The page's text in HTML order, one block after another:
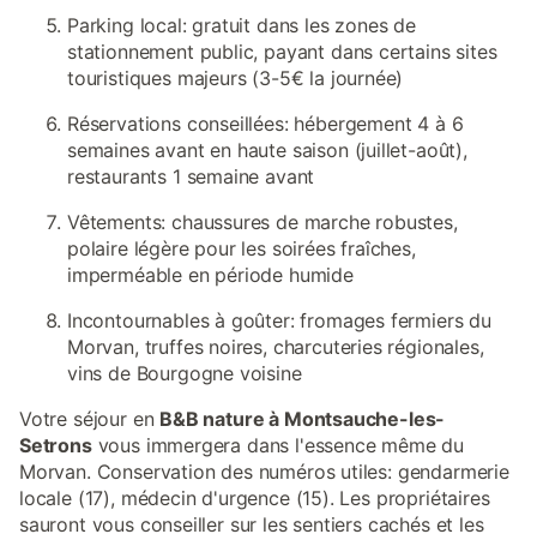
Parking local: gratuit dans les zones de
stationnement public, payant dans certains sites
touristiques majeurs (3-5€ la journée)
Réservations conseillées: hébergement 4 à 6
semaines avant en haute saison (juillet-août),
restaurants 1 semaine avant
Vêtements: chaussures de marche robustes,
polaire légère pour les soirées fraîches,
imperméable en période humide
Incontournables à goûter: fromages fermiers du
Morvan, truffes noires, charcuteries régionales,
vins de Bourgogne voisine
Votre séjour en B&B nature à Montsauche-les-
Setronsvous immergera dans l'essence même du
Morvan. Conservation des numéros utiles: gendarmerie
locale (17), médecin d'urgence (15). Les propriétaires
sauront vous conseiller sur les sentiers cachés et les